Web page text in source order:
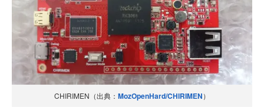
CHIRIMEN（出典： MozOpenHard/CHIRIMEN）